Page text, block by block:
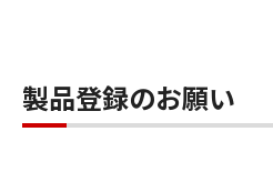
製品登録のお願い